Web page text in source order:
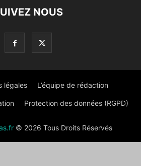
NOUS
légales L’équipe de rédaction
Protection des données (RGPD)
© 2026 Tous Droits Réservés